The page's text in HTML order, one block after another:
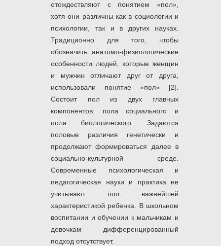
отождествляют с понятием «пол»,
хотя они различны как в социологии и
психологии, так и в других науках.
Традиционно для того, чтобы
обозначить анатомо-физиологические
особенности людей, которые женщин
и мужчин отличают друг от друга,
использовали понятие «пол» [2].
Состоит пол из двух главных
компонентов: пола социального и
пола биологического. Задаются
половые различия генетически и
продолжают формироваться далее в
социально-культурной среде.
Современные психологическая и
педагогическая науки и практика не
учитывают пол важнейшей
характеристикой ребенка. В школьном
воспитании и обучении к мальчикам и
девочкам дифференцированный
подход отсутствует.